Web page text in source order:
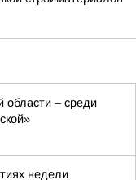
области – среди
недели